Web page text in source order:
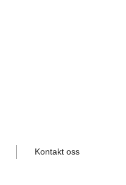
Kontakt oss